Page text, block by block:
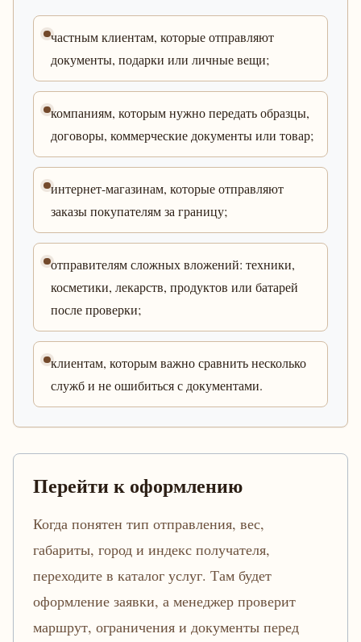
частным клиентам, которые отправляют
документы, подарки или личные вещи;
компаниям, которым нужно передать образцы,
договоры, коммерческие документы или товар;
интернет-магазинам, которые отправляют
заказы покупателям за границу;
отправителям сложных вложений: техники,
косметики, лекарств, продуктов или батарей
после проверки;
клиентам, которым важно сравнить несколько
служб и не ошибиться с документами.
Перейти к оформлению
Когда понятен тип отправления, вес,
габариты, город и индекс получателя,
переходите в каталог услуг. Там будет
оформление заявки, а менеджер проверит
маршрут, ограничения и документы перед